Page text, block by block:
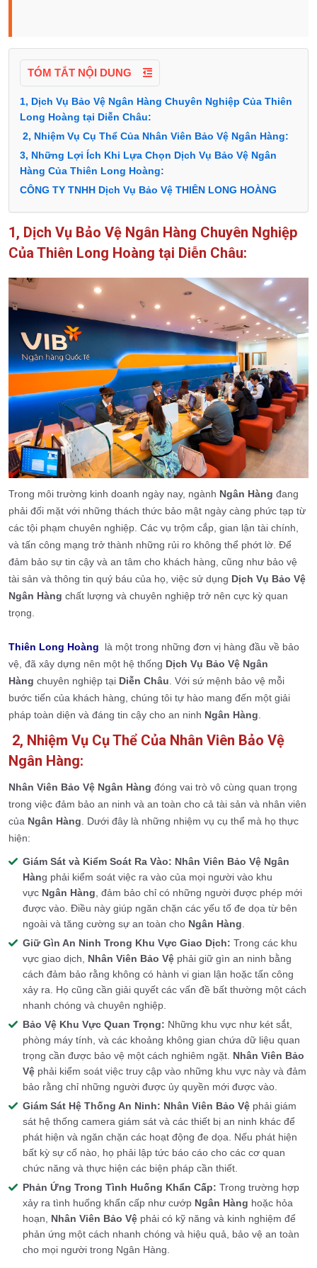
TÓM TẮT NỘI DUNG
1, Dịch Vụ Bảo Vệ Ngân Hàng Chuyên Nghiệp Của Thiên
Long Hoàng tại Diễn Châu:
2, Nhiệm Vụ Cụ Thể Của Nhân Viên Bảo Vệ Ngân Hàng:
3, Những Lợi Ích Khi Lựa Chọn Dịch Vụ Bảo Vệ Ngân
Hàng Của Thiên Long Hoàng:
CÔNG TY TNHH Dịch Vụ Bảo Vệ THIÊN LONG HOÀNG
1, Dịch Vụ Bảo Vệ Ngân Hàng Chuyên Nghiệp
Của Thiên Long Hoàng tại Diễn Châu:
Trong môi trường kinh doanh ngày nay, ngành Ngân Hàng đang
phải đối mặt với những thách thức bảo mật ngày càng phức tạp từ
các tội phạm chuyên nghiệp. Các vụ trộm cắp, gian lận tài chính,
và tấn công mạng trở thành những rủi ro không thể phớt lờ. Để
đảm bảo sự tin cậy và an tâm cho khách hàng, cũng như bảo vệ
tài sản và thông tin quý báu của họ, việc sử dụng Dịch Vụ Bảo Vệ
Ngân Hàng chất lượng và chuyên nghiệp trở nên cực kỳ quan
trọng.
Thiên Long Hoàng là một trong những đơn vị hàng đầu về bảo
vệ, đã xây dựng nên một hệ thống Dịch Vụ Bảo Vệ Ngân
Hàng chuyên nghiệp tại Diễn Châu . Với sứ mệnh bảo vệ mỗi
bước tiến của khách hàng, chúng tôi tự hào mang đến một giải
pháp toàn diện và đáng tin cậy cho an ninh Ngân Hàng
2, Nhiệm Vụ Cụ Thể Của Nhân Viên Bảo Vệ
Ngân Hàng:
Nhân Viên Bảo Vệ Ngân Hàng đóng vai trò vô cùng quan trọng
trong việc đảm bảo an ninh và an toàn cho cả tài sản và nhân viên
của Ngân Hàng . Dưới đây là những nhiệm vụ cụ thể mà họ thực
hiện:
Giám Sát và Kiểm Soát Ra Vào: Nhân Viên Bảo Vệ Ngân
Hàng phải kiểm soát việc ra vào của mọi người vào khu
vực Ngân Hàng , đảm bảo chỉ có những người được phép mới
được vào. Điều này giúp ngăn chặn các yếu tố đe dọa từ bên
ngoài và tăng cường sự an toàn cho Ngân Hàng
Giữ Gìn An Ninh Trong Khu Vực Giao Dịch: Trong các khu
vực giao dịch, Nhân Viên Bảo Vệ phải giữ gìn an ninh bằng
cách đảm bảo rằng không có hành vi gian lận hoặc tấn công
xảy ra. Họ cũng cần giải quyết các vấn đề bất thường một cách
nhanh chóng và chuyên nghiệp.
Bảo Vệ Khu Vực Quan Trọng: Những khu vực như két sắt,
phòng máy tính, và các khoảng không gian chứa dữ liệu quan
trọng cần được bảo vệ một cách nghiêm ngặt. Nhân Viên Bảo
Vệ phải kiểm soát việc truy cập vào những khu vực này và đảm
bảo rằng chỉ những người được ủy quyền mới được vào.
Giám Sát Hệ Thống An Ninh: Nhân Viên Bảo Vệ phải giám
sát hệ thống camera giám sát và các thiết bị an ninh khác để
phát hiện và ngăn chặn các hoạt động đe dọa. Nếu phát hiện
bất kỳ sự cố nào, họ phải lập tức báo cáo cho các cơ quan
chức năng và thực hiện các biện pháp cần thiết.
Phản Ứng Trong Tình Huống Khẩn Cấp: Trong trường hợp
xảy ra tình huống khẩn cấp như cướp Ngân Hàng hoặc hỏa
hoạn, Nhân Viên Bảo Vệ phải có kỹ năng và kinh nghiệm để
phản ứng một cách nhanh chóng và hiệu quả, bảo vệ an toàn
cho mọi người trong Ngân Hàng.